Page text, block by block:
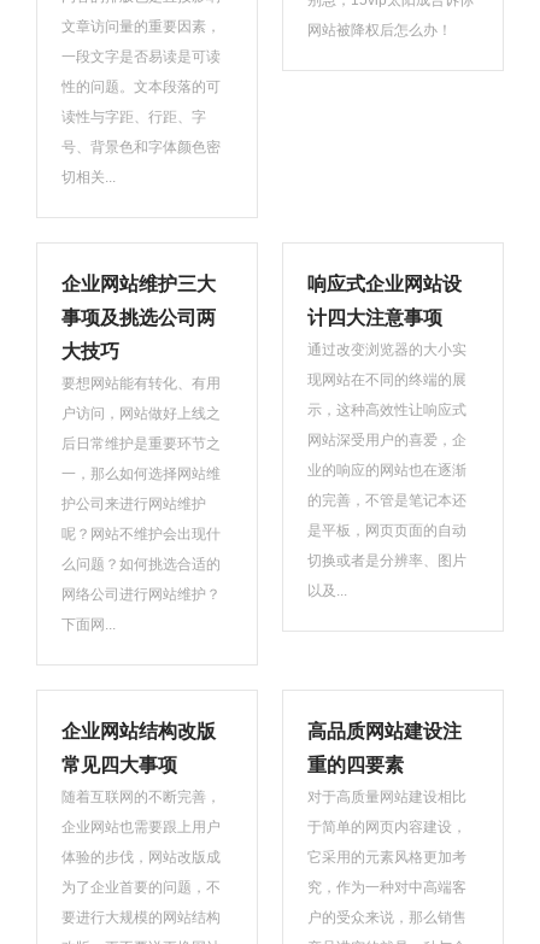
文章访问量的重要因素，
一段文字是否易读是可读
性的问题。文本段落的可
读性与字距、行距、字
号、背景色和字体颜色密
切相关...
网站被降权后怎么办！
企业网站维护三大
事项及挑选公司两
大技巧
要想网站能有转化、有用
户访问，网站做好上线之
后日常维护是重要环节之
一，那么如何选择网站维
护公司来进行网站维护
呢？网站不维护会出现什
么问题？如何挑选合适的
网络公司进行网站维护？
下面网...
响应式企业网站设
计四大注意事项
通过改变浏览器的大小实
现网站在不同的终端的展
示，这种高效性让响应式
网站深受用户的喜爱，企
业的响应的网站也在逐渐
的完善，不管是笔记本还
是平板，网页页面的自动
切换或者是分辨率、图片
以及...
企业网站结构改版
常见四大事项
随着互联网的不断完善，
企业网站也需要跟上用户
体验的步伐，网站改版成
为了企业首要的问题，不
要进行大规模的网站结构
高品质网站建设注
重的四要素
对于高质量网站建设相比
于简单的网页内容建设，
它采用的元素风格更加考
究，作为一种对中高端客
户的受众来说，那么销售